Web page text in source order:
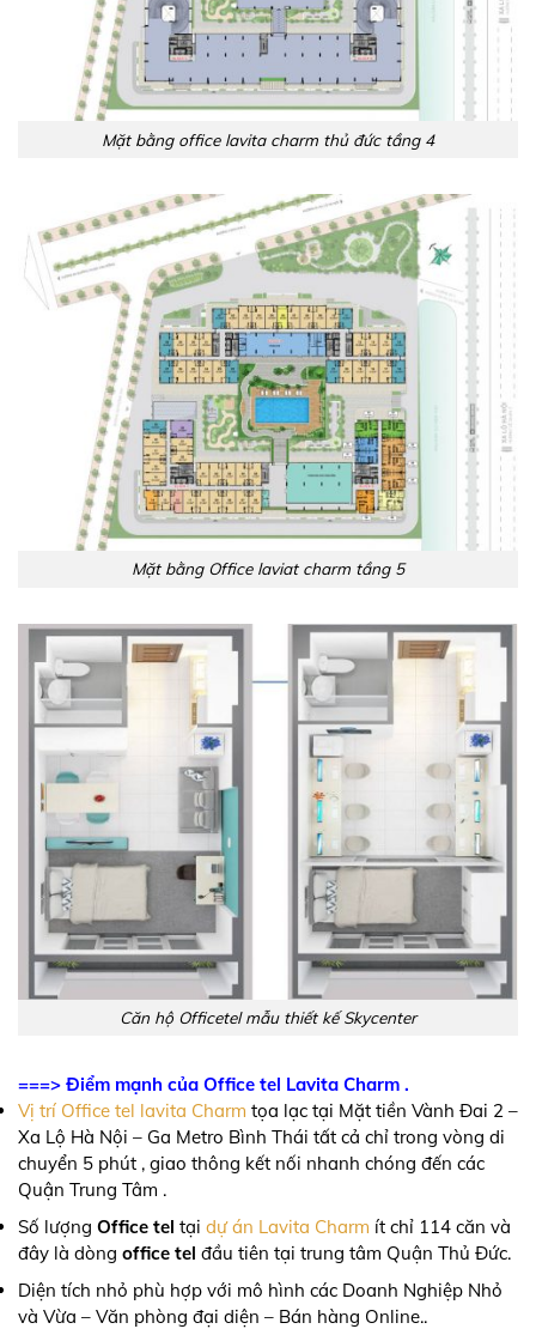
Mặt bằng office lavita charm thủ đức tầng 4
Mặt bằng Office laviat charm tầng 5
Căn hộ Officetel mẫu thiết kế Skycenter
===> Điểm mạnh của Office tel Lavita Charm .
Vị trí Office tel lavita Charm tọa lạc tại Mặt tiền Vành Đai 2 –
Xa Lộ Hà Nội – Ga Metro Bình Thái tất cả chỉ trong vòng di
chuyển 5 phút , giao thông kết nối nhanh chóng đến các
Quận Trung Tâm .
Số lượng Office tel tại dự án Lavita Charm ít chỉ 114 căn và
đây là dòng office tel đầu tiên tại trung tâm Quận Thủ Đức.
Diện tích nhỏ phù hợp với mô hình các Doanh Nghiệp Nhỏ
và Vừa – Văn phòng đại diện – Bán hàng Online..